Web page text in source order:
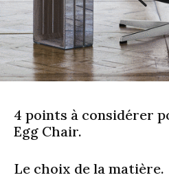
4 points à considérer
Egg Chair.
Le choix de la matière.